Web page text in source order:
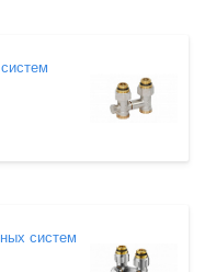
систем